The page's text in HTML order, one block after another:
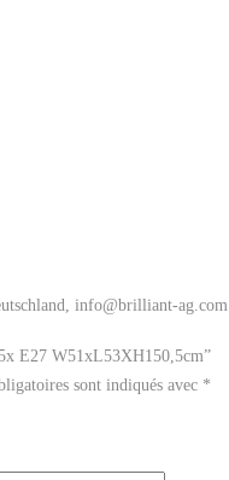
info@brilliant-ag.com
E27 W51xL53XH150,5cm”
sont indiqués avec *